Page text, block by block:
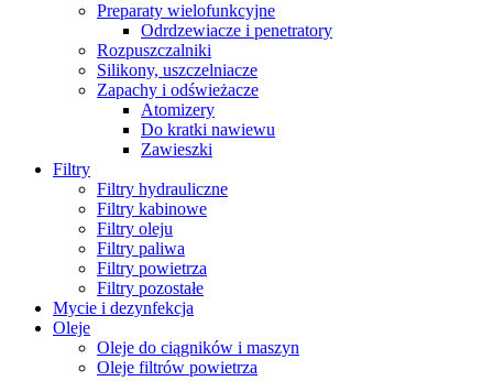
Preparaty wielofunkcyjne
Odrdzewiacze i penetratory
Rozpuszczalniki
Silikony, uszczelniacze
Zapachy i odświeżacze
Atomizery
Do kratki nawiewu
Zawieszki
Filtry
Filtry hydrauliczne
Filtry kabinowe
Filtry oleju
Filtry paliwa
Filtry powietrza
Filtry pozostałe
Mycie i dezynfekcja
Oleje
Oleje do ciągników i maszyn
Oleje filtrów powietrza